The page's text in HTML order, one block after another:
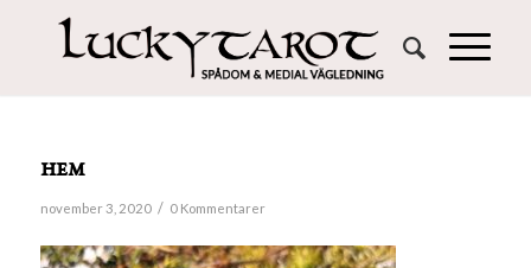
hem
november 3, 2020 / 0 Kommentarer